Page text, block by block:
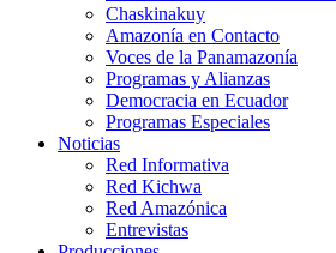
Chaskinakuy
Amazonía en Contacto
Voces de la Panamazonía
Programas y Alianzas
Democracia en Ecuador
Programas Especiales
Noticias
Red Informativa
Red Kichwa
Red Amazónica
Entrevistas